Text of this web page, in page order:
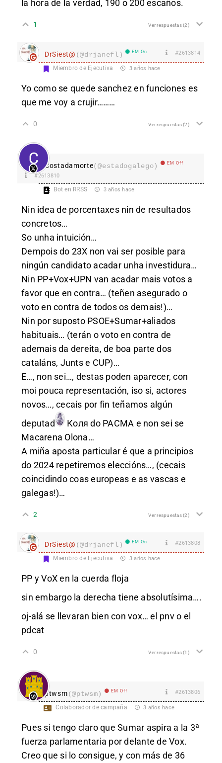
la hora de la verdad, 190 o 200 escaños.
1 Ver respuestas(2)
DrSiest@ (@drjanefl) EM On #2613814
Miembro de Ejecutiva 3 años hace
Yo como se quede sanchez en funciones es
que me voy a crujir………
0 Ver respuestas(2)
Costadamorte(@estadogalego) EM Off
#2613810
Bot en RRSS 3 años hace
Nin idea de porcentaxes nin de resultados
concretos…
So unha intuición…
Dempois do 23X non vai ser posible para
ningún candidato acadar unha investidura…
Nin PP+Vox+UPN van acadar mais votos a
favor que en contra… (teñen asegurado o
voto en contra de todos os demais!)…
Nin por suposto PSOE+Sumar+aliados
habituais… (terán o voto en contra de
ademais da dereita, de boa parte dos
cataláns, Junts e CUP)…
E…, non sei…, destas poden aparecer, con
moi pouca representación, iso si, actores
novos…, cecais por fin teñamos algún
deputad
Коля do PACMA e non sei se
Macarena Olona…
A miña aposta particular é que a principios
do 2024 repetiremos eleccións…, (cecais
coincidindo coas europeas e as vascas e
galegas!)…
2 Ver respuestas(2)
DrSiest@ (@drjanefl) EM On #2613808
Miembro de Ejecutiva 3 años hace
PP y VoX en la cuerda floja
sin embargo la derecha tiene absolutísima….
oj-alá se llevaran bien con vox… el pnv o el
pdcat
0 Ver respuestas(1)
ptwsm(@ptwsm) EM Off #2613806
Colaborador de campaña 3 años hace
Pues si tengo claro que Sumar aspira a la 3ª
fuerza parlamentaria por delante de Vox.
Creo que si lo consigue, y con más de 36